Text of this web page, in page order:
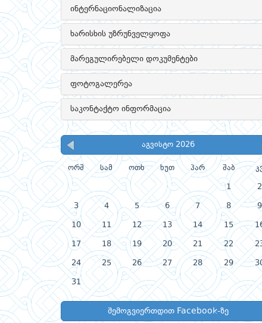
ინტერნაციონალიზაცია
ხარისხის უზრუნველყოფა
მარეგულირებელი დოკუმენტები
ფოტოგალერეა
საკონტაქტო ინფორმაცია
აგვისტო 2026
ორშ სამ ოთხ ხუთ პარ შაბ
1 2
3 4 5 6 7 8 9
10 11 12 13 14 15
17 18 19 20 21 22
24 25 26 27 28 29
31
შემოგვიერთდით Facebook-ზე